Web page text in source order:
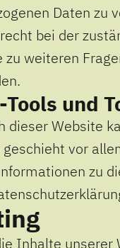
Daten zu
bei der
zu weiteren
und
dieser Website
geschieht vor
zu
Inhalte unserer